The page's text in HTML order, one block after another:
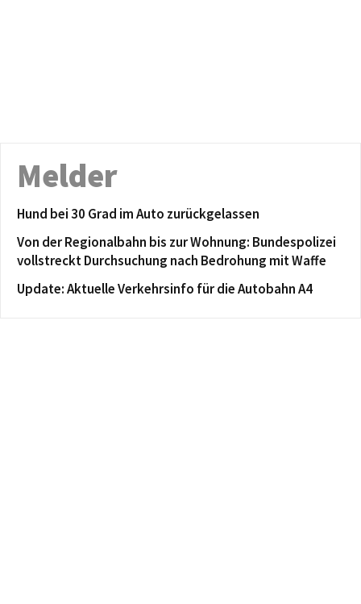
Melder
Hund bei 30 Grad im Auto zurückgelassen
Von der Regionalbahn bis zur Wohnung: Bundespolizei
vollstreckt Durchsuchung nach Bedrohung mit Waffe
Update: Aktuelle Verkehrsinfo für die Autobahn A4